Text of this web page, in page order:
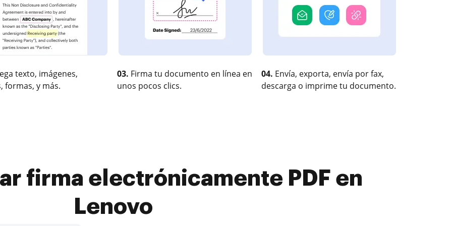
texto, imágenes,
formas, y más.
03. Firma tu documento en línea en
unos pocos clics.
04. Envía, exporta, envía por fax,
descarga o imprime tu documento.
firma electrónicamente PDF en
Lenovo